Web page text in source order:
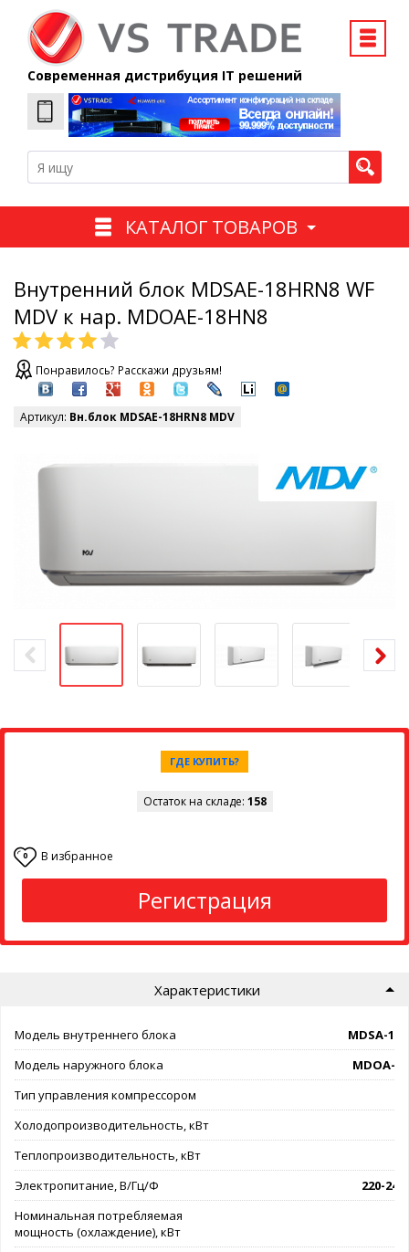
Современная дистрибуция IT решений
КАТАЛОГ ТОВАРОВ
Внутренний блок MDSAE-18HRN8 WF
MDV к нар. MDOAE-18HN8
Понравилось? Расскажи друзьям!
Артикул: Вн.блок MDSAE-18HRN8 MDV
ГДЕ КУПИТЬ?
Остаток на складе: 158
0 В избранное
Регистрация
Характеристики
Модель внутреннего блока
MDSA-
Модель наружного блока
MDOA-
Тип управления компрессором
Холодопроизводительность, кВт
Теплопроизводительность, кВт
Электропитание, В/Гц/Ф
220-
Номинальная потребляемая
мощность (охлаждение), кВт